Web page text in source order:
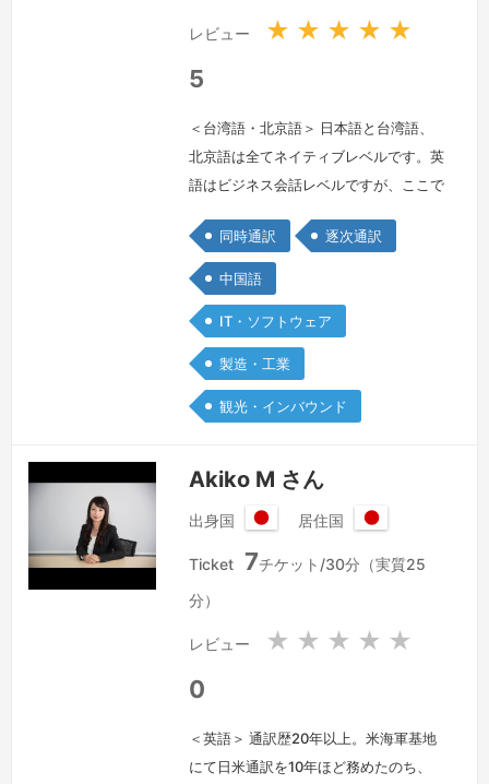
レビュー ★ ★ ★ ★ ★
5
＜台湾語・北京語＞ 日本語と台湾語、
北京語は全てネイティブレベルです。英
語はビジネス会話レベルですが、ここで
します。日本人の夫と幼い息子と一緒に
暮らしています。好きな食べ物は、おは
ぎ。続きを見る »
同時通訳 逐次通訳
中国語
IT・ソフトウェア
製造・工業
観光・インバウンド
Akiko M さん
出身国
本
居住国
本
Ticket 7チケット/30分（実質25
分）
レビュー ★ ★ ★ ★ ★
0
＜英語＞ 通訳歴20年以上。米海軍基地
にて日米通訳を10年ほど務めたのち、